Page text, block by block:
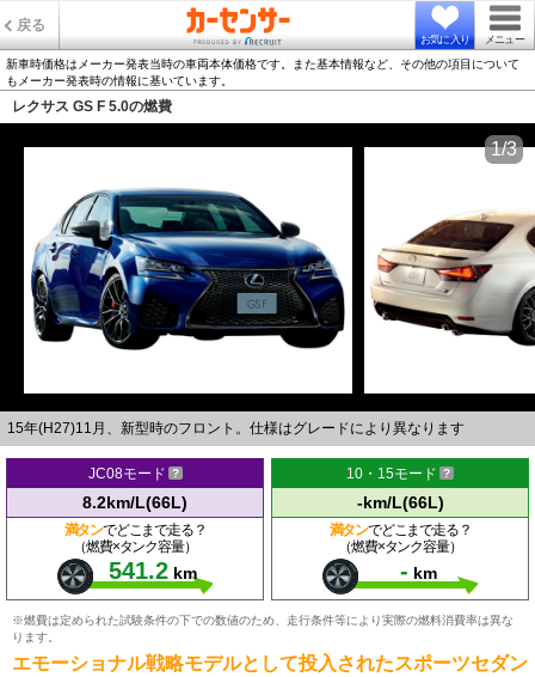
戻る
お気に入り メニュー
新車時価格はメーカー発表当時の車両本体価格です。また基本情報など、その他の項目について
もメーカー発表時の情報に基いています。
レクサス GS F 5.0の燃費
15年(H27)11月、新型時のフロント。仕様はグレードにより異なります
1/3
JC08モード
8.2km/L(66L)
満タンでどこまで走る？
（燃費×タンク容量）
541.2 km
10・15モード
-km/L(66L)
満タンでどこまで走る？
（燃費×タンク容量）
- km
※燃費は定められた試験条件の下での数値のため、走行条件等により実際の燃料消費率は異な
ります。
エモーショナル戦略モデルとして投入されたスポーツセダン